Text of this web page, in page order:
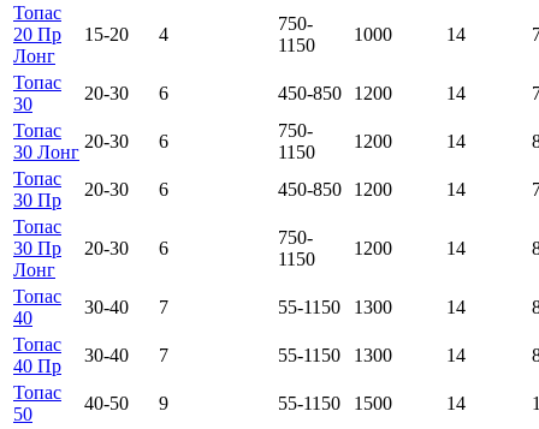
Топас
20 Пр
Лонг
15-20 4
750-
1150
1000 14
Топас
30
20-30 6 450-850 1200 14
Топас
30 Лонг
20-30 6
750-
1150
1200 14
Топас
30 Пр
20-30 6 450-850 1200 14
Топас
30 Пр
Лонг
20-30 6
750-
1150
1200 14
Топас
40
30-40 7 55-1150 1300 14
Топас
40 Пр
30-40 7 55-1150 1300 14
Топас
50
40-50 9 55-1150 1500 14